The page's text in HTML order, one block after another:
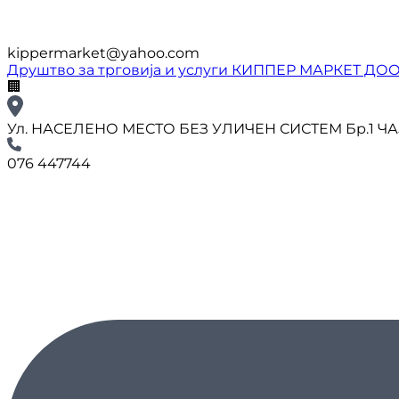
kippermarket@yahoo.com
Друштво за трговија и услуги КИППЕР МАРКЕТ
🏢
Ул. НАСЕЛЕНО МЕСТО БЕЗ УЛИЧЕН СИСТЕМ Бр.1
076 447744